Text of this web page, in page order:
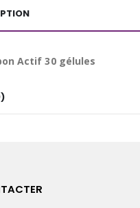
Actif 30 gélules